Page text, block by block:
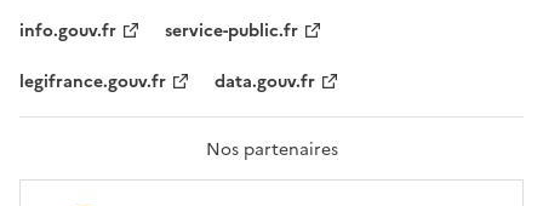
F
A
T
R
info.gouv.fr
service-public.fr
legifrance.gouv.fr
data.gouv.fr
Nos partenaires